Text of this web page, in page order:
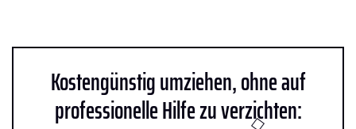
Kostengünstig umziehen, ohne auf
professionelle Hilfe zu verzichten: